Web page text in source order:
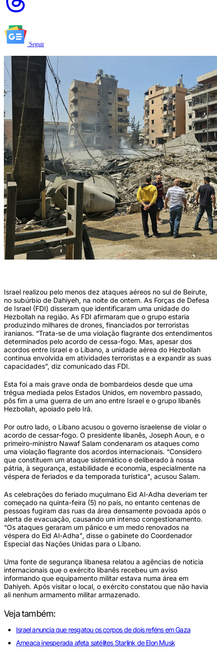
Seguir
Israel realizou pelo menos dez ataques aéreos no sul de Beirute,
no subúrbio de Dahiyeh, na noite de ontem. As Forças de Defesa
de Israel (FDI) disseram que identificaram uma unidade do
Hezbollah na região. As FDI afirmaram que o grupo estaria
produzindo milhares de drones, financiados por terroristas
iranianos. “Trata-se de uma violação flagrante dos entendimentos
determinados pelo acordo de cessa-fogo. Mas, apesar dos
acordos entre Israel e o Líbano, a unidade aérea do Hezbollah
continua envolvida em atividades terroristas e a expandir as suas
capacidades”, diz comunicado das FDI.
Esta foi a mais grave onda de bombardeios desde que uma
trégua mediada pelos Estados Unidos, em novembro passado,
pôs fim a uma guerra de um ano entre Israel e o grupo libanês
Hezbollah, apoiado pelo Irã.
Por outro lado, o Líbano acusou o governo israelense de violar o
acordo de cessar-fogo. O presidente libanês, Joseph Aoun, e o
primeiro-ministro Nawaf Salam condenaram os ataques como
uma violação flagrante dos acordos internacionais. “Considero
que constituem um ataque sistemático e deliberado à nossa
pátria, à segurança, estabilidade e economia, especialmente na
véspera de feriados e da temporada turística", acusou Salam.
As celebrações do feriado muçulmano Eid Al-Adha deveriam ter
começado na quinta-feira (5) no país, no entanto centenas de
pessoas fugiram das ruas da área densamente povoada após o
alerta de evacuação, causando um intenso congestionamento.
“Os ataques geraram um pânico e um medo renovados na
véspera do Eid Al-Adha", disse o gabinete do Coordenador
Especial das Nações Unidas para o Líbano.
Uma fonte de segurança libanesa relatou a agências de noticia
internacionais que o exército libanês recebeu um aviso
informando que equipamento militar estava numa área em
Dahiyeh. Após visitar o local, o exército constatou que não havia
ali nenhum armamento militar armazenado.
Veja também:
Israel anuncia que resgatou os corpos de dois reféns em Gaza
Ameaça inesperada afeta satélites Starlink de Elon Musk